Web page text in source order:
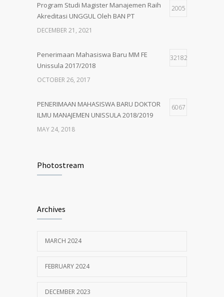
PENERIMAAN MAHASISWA BARU MM
UNISSULA 2018/2019
Program Studi Magister Manajemen Raih
Akreditasi UNGGUL Oleh BAN PT
2005
DECEMBER 21, 2021
Penerimaan Mahasiswa Baru MM FE
Unissula 2017/2018
32182
OCTOBER 26, 2017
PENERIMAAN MAHASISWA BARU DOKTOR
ILMU MANAJEMEN UNISSULA 2018/2019
6067
MAY 24, 2018
UNISSULA 2018/2019
Unissula 2017/2018
Photostream
Archives
MARCH 2024
FEBRUARY 2024
DECEMBER 2023